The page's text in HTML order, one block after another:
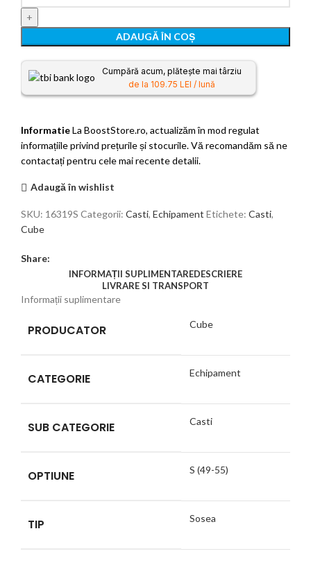
ADAUGĂ ÎN COȘ
Cumpără acum, plătește mai târziu
de la 109.75 LEI / lună
InformatieLa BoostStore.ro, actualizăm în mod regulat
informațiile privind prețurile și stocurile. Vă recomandăm să ne
contactați pentru cele mai recente detalii.
Adaugă în wishlist
SKU: 16319S Categorii: Casti, Echipament Etichete: Casti,
Cube
Share:
INFORMAȚII SUPLIMENTAREDESCRIERE
LIVRARE SI TRANSPORT
Informații suplimentare
PRODUCATOR Cube
CATEGORIE Echipament
SUB CATEGORIE Casti
OPTIUNE S (49-55)
TIP Sosea